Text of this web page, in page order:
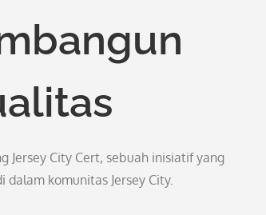
City Cert, sebuah inisiatif yang
komunitas Jersey City.